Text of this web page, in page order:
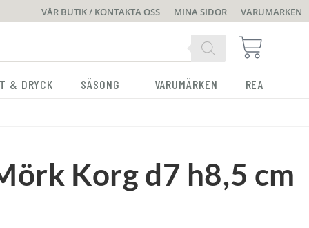
VÅR BUTIK / KONTAKTA OSS MINA SIDOR VARUMÄRKEN
& DRYCK SÄSONG VARUMÄRKEN REA
Korg d7 h8,5 cm